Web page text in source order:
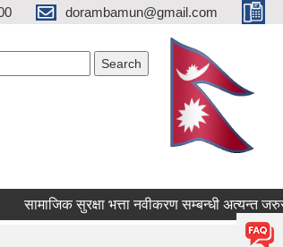
dorambamun@gmail.com
सामाजिक सुरक्षा भत्ता नवीकरण सम्बन्धी अत्यन्त जरुरी